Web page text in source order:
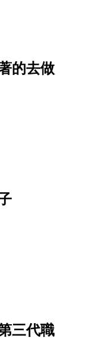
的去做
三代職